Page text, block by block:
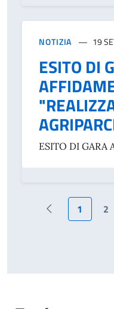
NOTIZIA 19
ESITO DI
ESITO DI GARA
Prima pagina
1 2